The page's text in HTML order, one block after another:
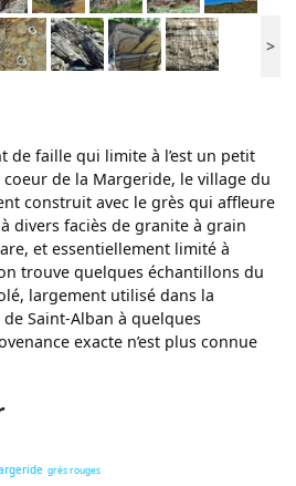
>
de faille qui limite à l’est un petit
de la Margeride, le village du
construit avec le grès qui affleure
divers faciès de granite à grain
et essentiellement limité à
trouve quelques échantillons du
largement utilisé dans la
Saint-Alban à quelques
exacte n’est plus connue
grès rouges